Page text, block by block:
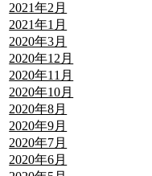
2021年2月
2021年1月
2020年3月
2020年12月
2020年11月
2020年10月
2020年8月
2020年9月
2020年7月
2020年6月